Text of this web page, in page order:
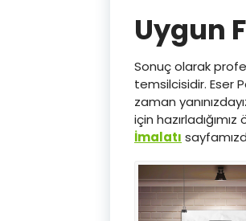
Uygun
Sonuç olarak
temsilcisidir. Eser
zaman
için
İmalatı